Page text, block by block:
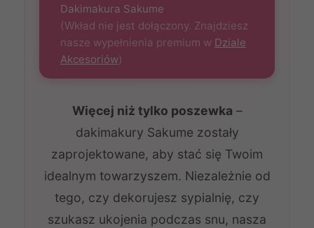
Dakimakura Sakume
(Wkład nie jest dołączony. Znajdziesz
nasze wypełnienia premium w Dziale
Akcesoriów)
Więcej niż tylko poszewka –
dakimakury Sakume zostały
zaprojektowane, aby stać się Twoim
idealnym towarzyszem. Niezależnie od
tego, czy dekorujesz sypialnię, czy
szukasz ukojenia podczas snu, nasza